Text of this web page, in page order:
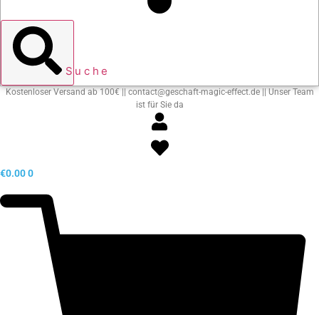
Suche
Kostenloser Versand ab 100€ || contact@geschaft-magic-effect.de || Unser Team
ist für Sie da
€0.000